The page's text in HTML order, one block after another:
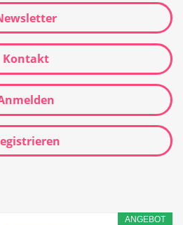
Kontakt
ANGEBOT